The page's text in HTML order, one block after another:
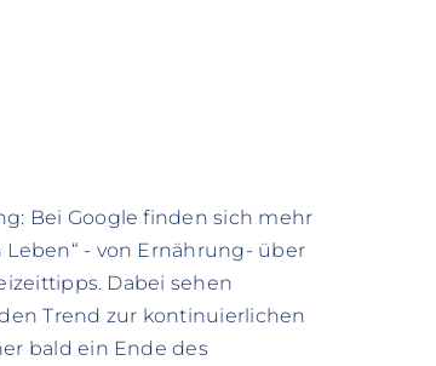
Bei Google finden sich mehr
- von Ernährung- über
Dabei sehen
Trend zur kontinuierlichen
bald ein Ende des